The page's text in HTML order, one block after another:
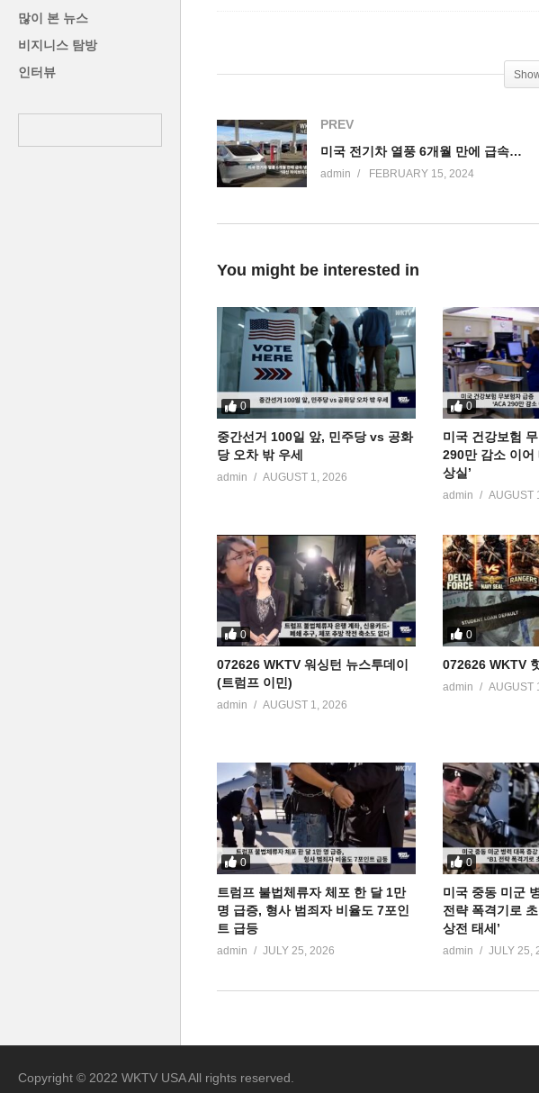
많이 본 뉴스
비지니스 탐방
인터뷰
PREV
미국 전기차 열풍 6개월 만에 급속 냉각됐다 ‘대신 하이브리드 늘어’
admin FEBRUARY 15, 2024
You might be interested in
0
중간선거 100일 앞, 민주당 vs 공화
당 오차 밖 우세
admin AUGUST 1, 2026
0
미국 건강보험
290만 감소 이어
상실’
admin AUGUST
0
072626 WKTV 워싱턴 뉴스투데이
(트럼프 이민)
admin AUGUST 1, 2026
0
072626 WKTV
admin AUGUST
0
트럼프 불법체류자 체포 한 달 1만
명 급증, 형사 범죄자 비율도 7포인
트 급등
admin JULY 25, 2026
0
미국 중동 미군
전략 폭격기로
상전 태세’
admin JULY 25,
Copyright © 2022 WKTV USA All rights reserved.